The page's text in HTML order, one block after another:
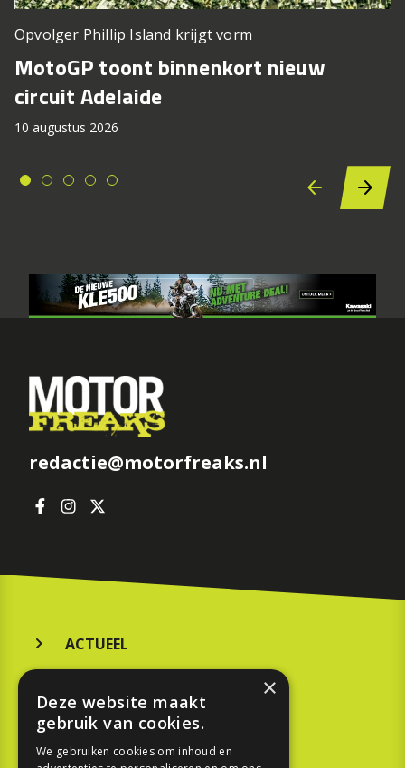
Opvolger Phillip Island krijgt vorm
MotoGP toont binnenkort nieuw
circuit Adelaide
10 augustus 2026
redactie@motorfreaks.nl
ACTUEEL
KOOPGIDS
TESTEN
×
Deze website maakt
gebruik van cookies.
We gebruiken cookies om inhoud en